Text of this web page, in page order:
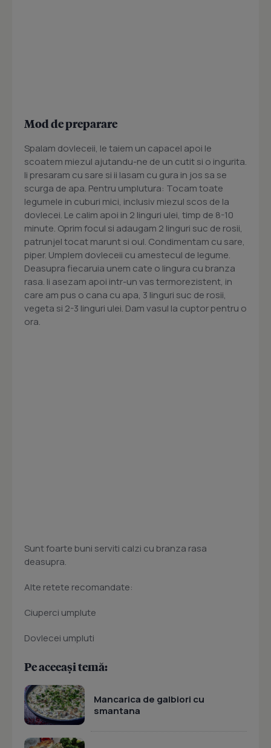
Mod de preparare
Spalam dovleceii, le taiem un capacel apoi le
scoatem miezul ajutandu-ne de un cutit si o ingurita.
Ii presaram cu sare si ii lasam cu gura in jos sa se
scurga de apa. Pentru umplutura: Tocam toate
legumele in cuburi mici, inclusiv miezul scos de la
dovlecei. Le calim apoi in 2 linguri ulei, timp de 8-10
minute. Oprim focul si adaugam 2 linguri suc de rosii,
patrunjel tocat marunt si oul. Condimentam cu sare,
piper. Umplem dovleceii cu amestecul de legume.
Deasupra fiecaruia unem cate o lingura cu branza
rasa. Ii asezam apoi intr-un vas termorezistent, in
care am pus o cana cu apa, 3 linguri suc de rosii,
vegeta si 2-3 linguri ulei. Dam vasul la cuptor pentru o
ora.
Sunt foarte buni serviti calzi cu branza rasa
deasupra.
Alte retete recomandate:
Ciuperci umplute
Dovlecei umpluti
Pe aceeași temă:
Mancarica de galbiori cu
smantana